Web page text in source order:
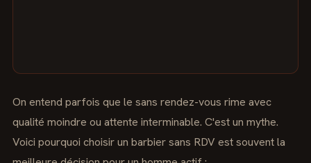
On entend parfois que le sans rendez-vous rime avec
qualité moindre ou attente interminable. C'est un mythe.
Voici pourquoi choisir un barbier sans RDV est souvent la